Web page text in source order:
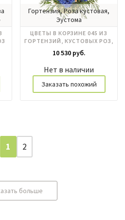
Гортензия, Роза кустовая,
Эустома
ЦВЕТЫ В КОРЗИНЕ 045 ИЗ
ГОРТЕНЗИЙ, КУСТОВЫХ РОЗ,
ЭУСТОМ
10 530 руб.
Нет в наличии
Заказать похожий
1 2
больше